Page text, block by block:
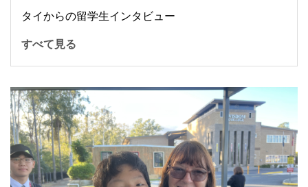
タイからの留学生インタビュー
すべて見る